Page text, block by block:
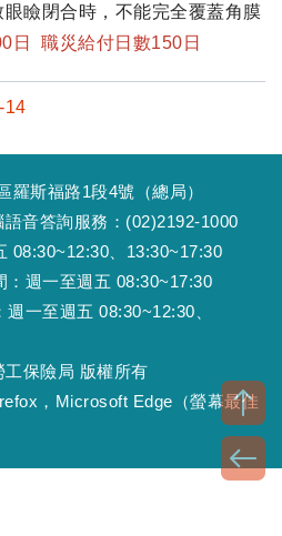
瞼閉合時，不能完全覆蓋角膜
日 職災給付日數150日
14
羅斯福路1段4號（總局）
音答詢服務：(02)2192-1000
08:30~12:30、13:30~17:30
：週一至週五 08:30~17:30
一至週五 08:30~12:30、
保險局 版權所有
，Microsoft Edge（螢幕最佳